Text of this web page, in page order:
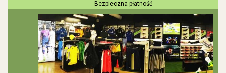
Bezpieczna płatność